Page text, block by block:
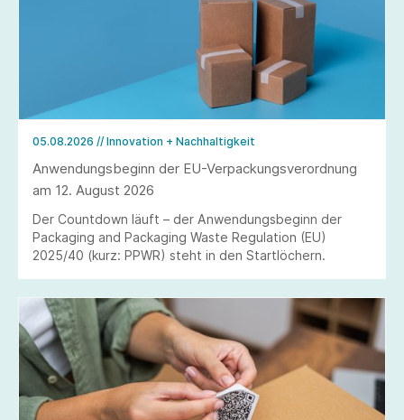
05.08.2026 // Innovation + Nachhaltigkeit
Anwendungsbeginn der EU-Verpackungsverordnung
am 12. August 2026
Der Countdown läuft – der Anwendungsbeginn der
Packaging and Packaging Waste Regulation (EU)
2025/40 (kurz: PPWR) steht in den Startlöchern.